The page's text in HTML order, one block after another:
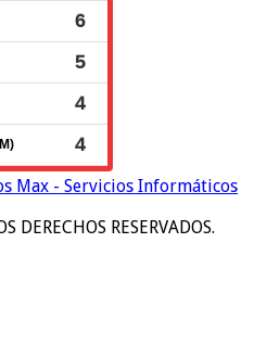
Max - Servicios Informáticos
RESERVADOS.